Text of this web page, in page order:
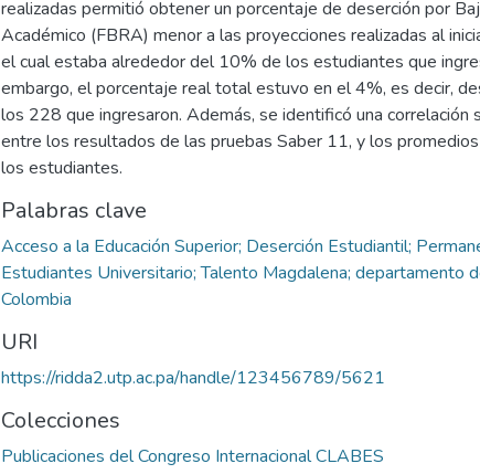
realizadas permitió obtener un porcentaje de deserción por
Académico (FBRA) menor a las proyecciones realizadas al
el cual estaba alrededor del 10% de los estudiantes que
embargo, el porcentaje real total estuvo en el 4%, es decir,
los 228 que ingresaron. Además, se identificó una correlación
entre los resultados de las pruebas Saber 11, y los
los estudiantes.
Palabras clave
Acceso a la Educación Superior; Deserción Estudiantil;
Estudiantes Universitario; Talento Magdalena; departamento
Colombia
URI
https://ridda2.utp.ac.pa/handle/123456789/5621
Colecciones
Publicaciones del Congreso Internacional CLABES